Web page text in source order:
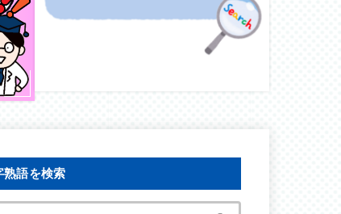
熟語を検索